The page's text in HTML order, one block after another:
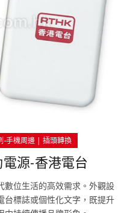
-手機周邊 | 插頭轉換
源-香港電台
數位生活的高效需求。外觀設
台標誌或個性化文字，既提升